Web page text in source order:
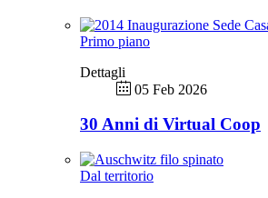
Primo piano
Dettagli
05 Feb 2026
30 Anni di Virtual Coop
Dal territorio